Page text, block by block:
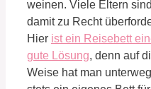
weinen. Viele Eltern sind
damit zu Recht
Hier ist ein Reisebett
gute Lösung, denn auf
Weise hat man